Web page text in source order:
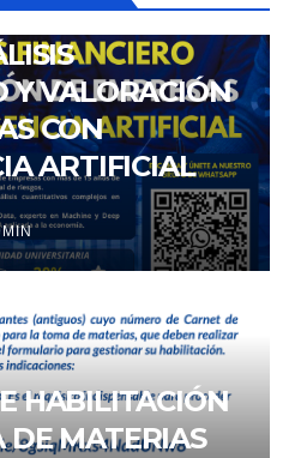
Y VALORACIÓN
CON
ARTIFICIAL
HABILITACIÓN
DE MATERIAS